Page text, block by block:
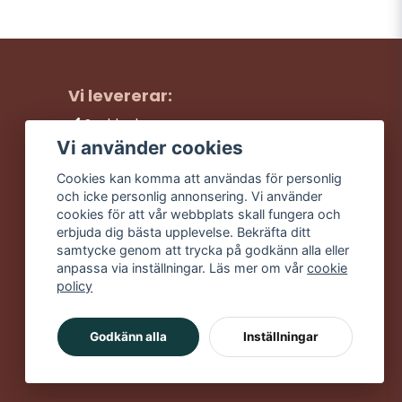
Vi levererar:
Snabba leveranser
Trygga köp
Fri frakt över 499:-
Trevlig kundtjänst
Vi använder cookies
Cookies kan komma att användas för personlig
och icke personlig annonsering. Vi använder
cookies för att vår webbplats skall fungera och
erbjuda dig bästa upplevelse. Bekräfta ditt
samtycke genom att trycka på godkänn alla eller
anpassa via inställningar. Läs mer om vårcookie
policy
Godkänn alla Inställningar